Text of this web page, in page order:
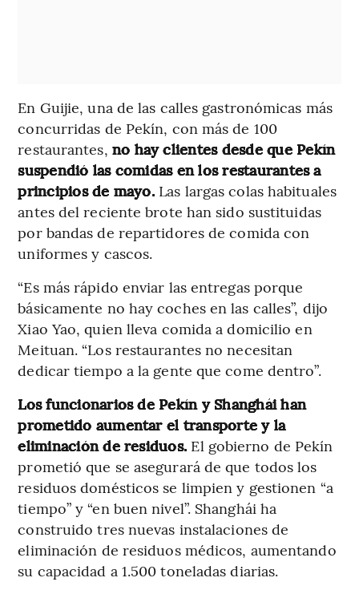
En Guijie, una de las calles gastronómicas más
concurridas de Pekín, con más de 100
restaurantes, no hay clientes desde que Pekín
suspendió las comidas en los restaurantes a
principios de mayo. Las largas colas habituales
antes del reciente brote han sido sustituidas
por bandas de repartidores de comida con
uniformes y cascos.
“Es más rápido enviar las entregas porque
básicamente no hay coches en las calles”, dijo
Xiao Yao, quien lleva comida a domicilio en
Meituan. “Los restaurantes no necesitan
dedicar tiempo a la gente que come dentro”.
Los funcionarios de Pekín y Shanghái han
prometido aumentar el transporte y la
eliminación de residuos. El gobierno de Pekín
prometió que se asegurará de que todos los
residuos domésticos se limpien y gestionen “a
tiempo” y “en buen nivel”. Shanghái ha
construido tres nuevas instalaciones de
eliminación de residuos médicos, aumentando
su capacidad a 1.500 toneladas diarias.